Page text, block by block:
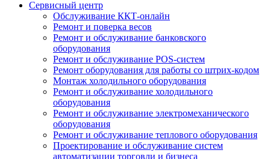
Сервисный центр
Обслуживание ККТ-онлайн
Ремонт и поверка весов
Ремонт и обслуживание банковского
оборудования
Ремонт и обслуживание POS-систем
Ремонт оборудования для работы со штрих-кодом
Монтаж холодильного оборудования
Ремонт и обслуживание холодильного
оборудования
Ремонт и обслуживание электромеханического
оборудования
Ремонт и обслуживание теплового оборудования
Проектирование и обслуживание систем
автоматизации торговли и бизнеса